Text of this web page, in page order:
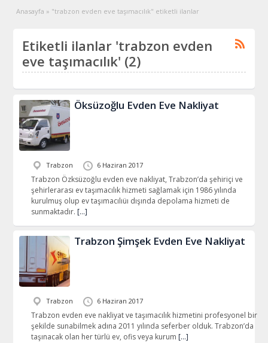
Anasayfa » "trabzon evden eve taşımacılık" etiketli ilanlar
Etiketli ilanlar 'trabzon evden
eve taşımacılık' (2)
Öksüzoğlu Evden Eve Nakliyat
Trabzon 6 Haziran 2017
Trabzon Özksüzoğlu evden eve nakliyat, Trabzon’da şehiriçi ve
şehirlerarası ev taşımacılık hizmeti sağlamak için 1986 yılında
kurulmuş olup ev taşımacılıüı dışında depolama hizmeti de
sunmaktadır. […]
Trabzon Şimşek Evden Eve Nakliyat
Trabzon 6 Haziran 2017
Trabzon evden eve nakliyat ve taşımacılık hizmetini profesyonel bir
şekilde sunabilmek adına 2011 yılında seferber olduk. Trabzon’da
taşınacak olan her türlü ev, ofis veya kurum […]